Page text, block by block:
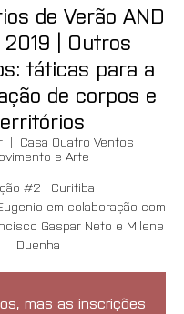
de Verão AND
| Outros
táticas para a
de corpos e
  |
Casa Quatro Ventos
e Arte
#2 | Curitiba
em colaboração com
Gaspar Neto e Milene
Duenha
mas as inscrições